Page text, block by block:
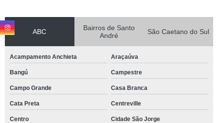
ABC
Bairros de Santo
André
São Caetano do Sul
Acampamento Anchieta Araçaúva
Bangú Campestre
Campo Grande Casa Branca
Cata Preta Centreville
Centro Cidade São Jorge